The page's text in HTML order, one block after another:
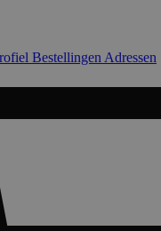
Bestellingen Adressen